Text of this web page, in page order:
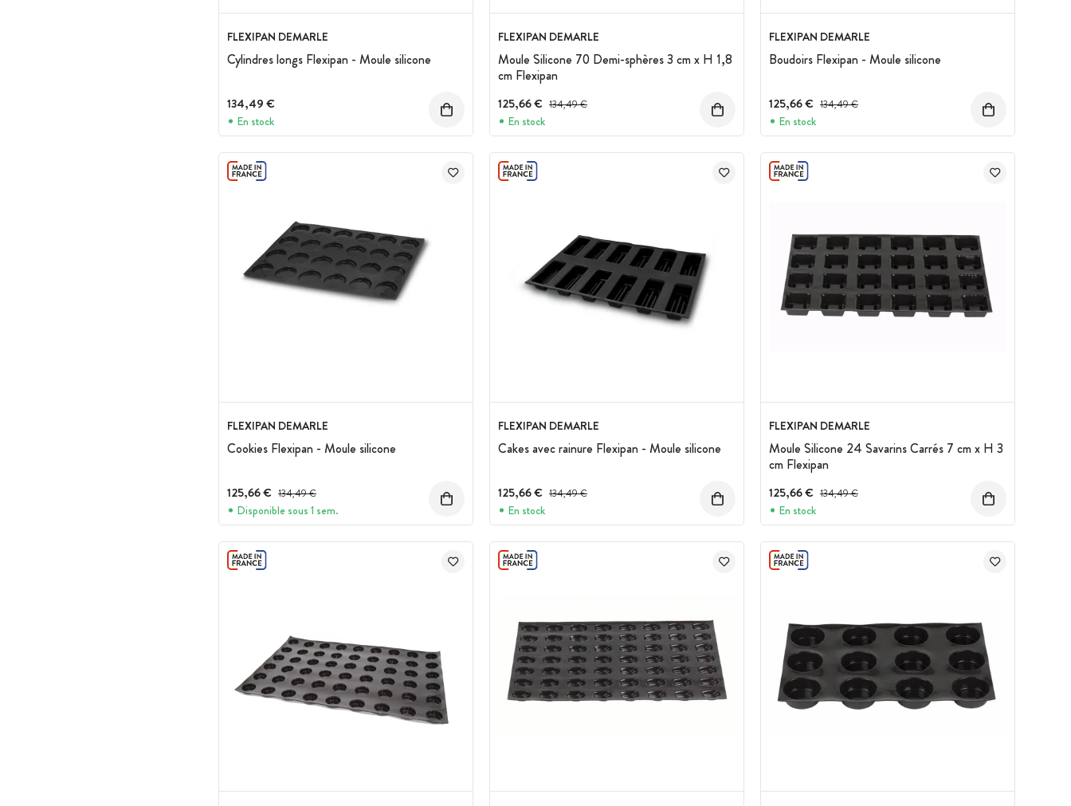
FLEXIPAN DEMARLE
Cylindres longs Flexipan - Moule silicone
134,49 €
En stock
FLEXIPAN DEMARLE
Moule Silicone 70 Demi-sphères 3 cm x H 1,8
cm Flexipan
125,66 € Prix avant réduction :
134,49 €
En stock
FLEXIPAN DEMARLE
Boudoirs Flexipan - Moule silicone
125,66 € Prix avant réduction :
134,49 €
En stock
FLEXIPAN DEMARLE
Cookies Flexipan - Moule silicone
125,66 € Prix avant réduction :
134,49 €
Disponible sous 1 sem.
FLEXIPAN DEMARLE
Cakes avec rainure Flexipan - Moule silicone
125,66 € Prix avant réduction :
134,49 €
En stock
FLEXIPAN DEMARLE
Moule Silicone 24 Savarins Carrés 7 cm x H 3
cm Flexipan
125,66 € Prix avant réduction :
134,49 €
En stock